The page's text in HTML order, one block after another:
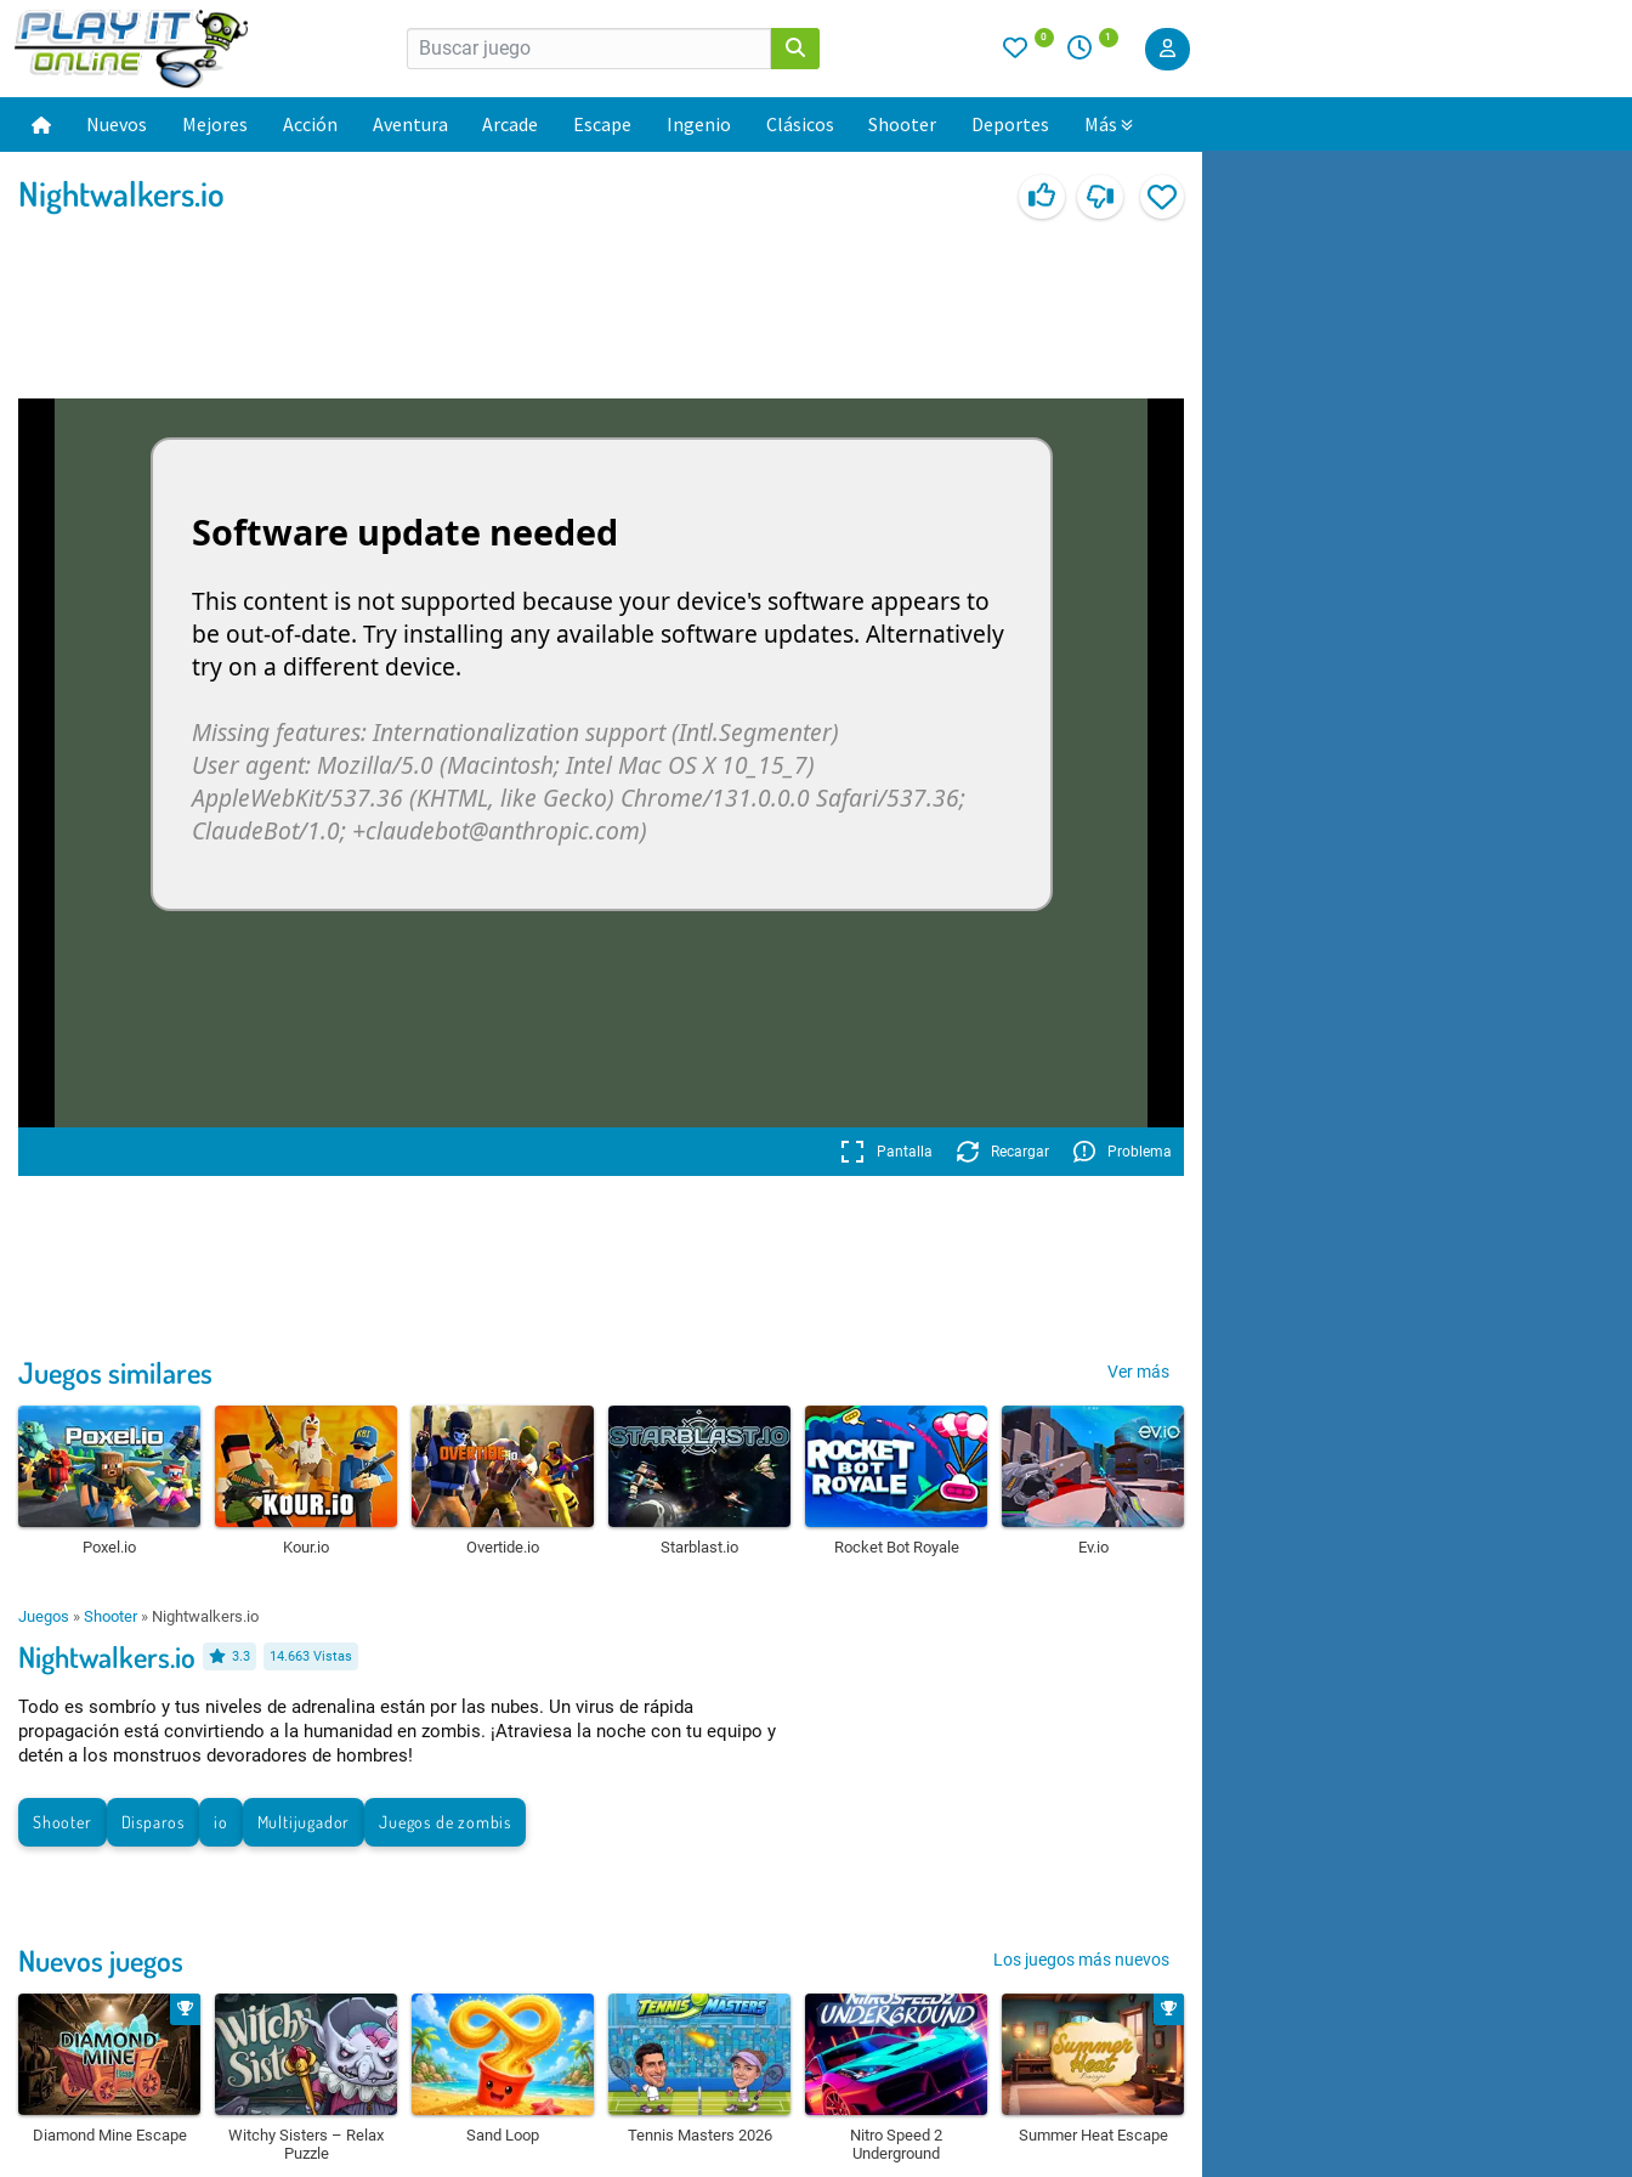
0 1
Nuevos Mejores Acción Aventura Arcade Escape Ingenio Clásicos Shooter Deportes Más
Nightwalkers.io
Pantalla Recargar Problema
Juegos similares Ver más
Poxel.io Kour.io Overtide.io Starblast.io Rocket Bot Royale Ev.io
Juegos » Shooter» Nightwalkers.io
Nightwalkers.io 3.3 14.663 Vistas
Todo es sombrío y tus niveles de adrenalina están por las nubes. Un virus de rápida
propagación está convirtiendo a la humanidad en zombis. ¡Atraviesa la noche con tu equipo y
detén a los monstruos devoradores de hombres!
Shooter Disparos io Multijugador Juegos de zombis
Nuevos juegos Los juegos más nuevos
Diamond Mine Escape
Witchy Sisters – Relax
Puzzle
Sand Loop Tennis Masters 2026
Nitro Speed 2
Underground
Summer Heat Escape